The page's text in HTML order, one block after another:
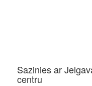
Sazinies ar
centru